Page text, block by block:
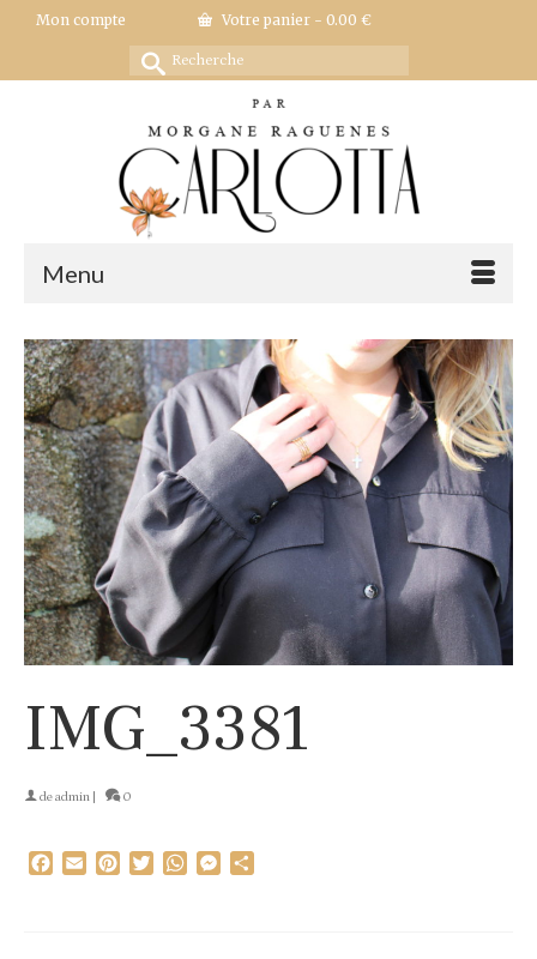
Mon compte Votre panier - 0.00 €
Rechercher :
Menu
IMG_3381
deadmin 0
Facebook
EmailPinterestTwitterWhatsAppMessenger